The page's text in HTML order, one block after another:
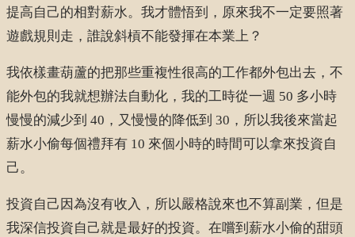
提高自己的相對薪水。我才體悟到，原來我不一定要照著
遊戲規則走，誰說斜槓不能發揮在本業上？
我依樣畫葫蘆的把那些重複性很高的工作都外包出去，不
能外包的我就想辦法自動化，我的工時從一週 50 多小時
慢慢的減少到 40，又慢慢的降低到 30，所以我後來當起
薪水小偷每個禮拜有 10 來個小時的時間可以拿來投資自
己。
投資自己因為沒有收入，所以嚴格說來也不算副業，但是
我深信投資自己就是最好的投資。在嚐到薪水小偷的甜頭